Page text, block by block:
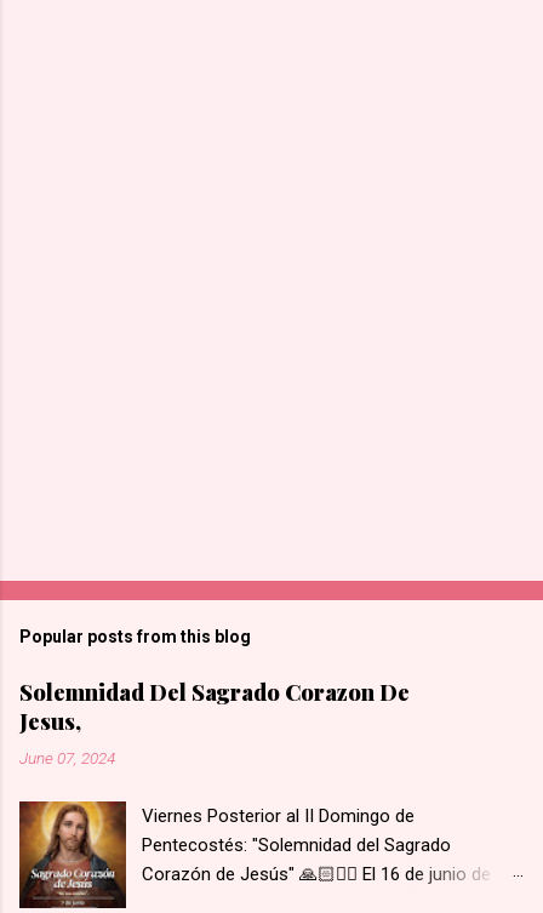
Popular posts from this blog
Solemnidad Del Sagrado Corazon De
Jesus,
June 07, 2024
Viernes Posterior al II Domingo de
Pentecostés: "Solemnidad del Sagrado
Corazón de Jesús" 🙏🏻❤️‍🔥 El 16 de junio de